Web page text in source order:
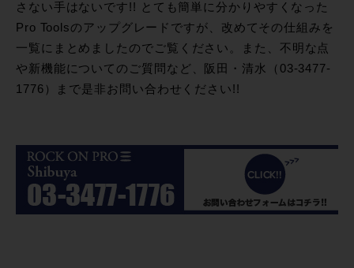
さない手はないです!! とても簡単に分かりやすくなった
Pro Toolsのアップグレードですが、改めてその仕組みを
一覧にまとめましたのでご覧ください。また、不明な点
や新機能についてのご質問など、阪田・清水（03-3477-
1776）まで是非お問い合わせください!!